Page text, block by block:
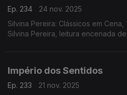
Ep. 234
24 nov. 2025
Silvina Pereira: Clássicos em
Silvina Pereira, leitura encenada
Império dos Sentidos
Ep. 233
21 nov. 2025